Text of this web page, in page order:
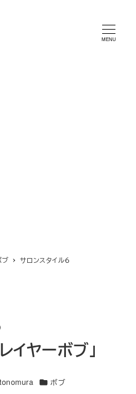
MENU
ブ
サロンスタイル６
ヤーボブ」
カテゴリー
ボブ